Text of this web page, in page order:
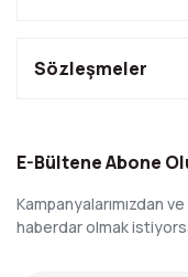
Sözleşmeler
E-Bültene Abone
Kampanyalarımızdan
haberdar olmak